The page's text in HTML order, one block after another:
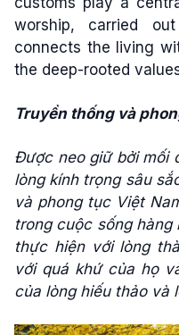
worship, carried
connects the living
the deep-rooted
Truyền thống và
Được neo giữ bởi mối
lòng kính trọng sâu
và phong tục Việt
trong cuộc sống
thực hiện với lòng
với quá khứ của họ
của lòng hiếu thảo và